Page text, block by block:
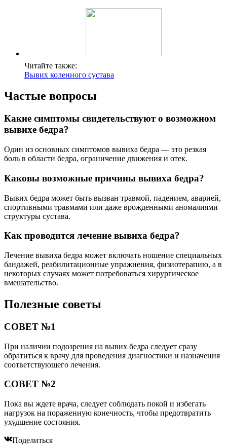
Читайте также:
Вывих коленного сустава
Частые вопросы
Какие симптомы свидетельствуют о возможном
вывихе бедра?
Один из основных симптомов вывиха бедра — это резкая
боль в области бедра, ограничение движения и отек.
Каковы возможные причины вывиха бедра?
Вывих бедра может быть вызван травмой, падением, аварией,
спортивными травмами или даже врожденными аномалиями
структуры сустава.
Как проводится лечение вывиха бедра?
Лечение вывиха бедра может включать ношение специальных
бандажей, реабилитационные упражнения, физиотерапию, а в
некоторых случаях может потребоваться хирургическое
вмешательство.
Полезные советы
СОВЕТ №1
При наличии подозрения на вывих бедра следует сразу
обратиться к врачу для проведения диагностики и назначения
соответствующего лечения.
СОВЕТ №2
Пока вы ждете врача, следует соблюдать покой и избегать
нагрузок на пораженную конечность, чтобы предотвратить
ухудшение состояния.
Поделиться